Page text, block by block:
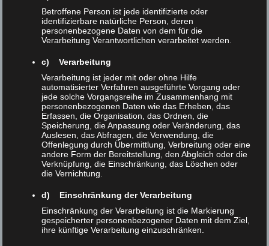
Neben Seminarräumen verfügt das Haus
über Wohnräume, Gemeinschaftsbereiche,
einen Speiseraum sowie eine große
auch mehrtägige Formate in direkter
Verbindung zum XLAB durchgeführt
werden.
Die Fertigstellung des
Begegnungszentrums markiert den
erfolgreichen Abschluss eines langen
Planungs- und Bauprozesses. Bereits seit
vielen Jahren bestand der Wunsch, das
XLAB Experimentallabor um Räume zu
erweitern, die nicht nur
Betroffene Person ist jede identifizierte oder
identifizierbare natürliche Person, deren
personenbezogene Daten von dem für die
Verarbeitung Verantwortlichen verarbeitet werden.
c) Verarbeitung
Verarbeitung ist jeder mit oder ohne Hilfe
automatisierter Verfahren ausgeführte Vorgang oder
jede solche Vorgangsreihe im Zusammenhang mit
personenbezogenen Daten wie das Erheben, das
Erfassen, die Organisation, das Ordnen, die
Speicherung, die Anpassung oder Veränderung, das
Auslesen, das Abfragen, die Verwendung, die
Offenlegung durch Übermittlung, Verbreitung oder eine
andere Form der Bereitstellung, den Abgleich oder die
Verknüpfung, die Einschränkung, das Löschen oder
die Vernichtung.
d) Einschränkung der Verarbeitung
Einschränkung der Verarbeitung ist die Markierung
gespeicherter personenbezogener Daten mit dem Ziel,
ihre künftige Verarbeitung einzuschränken.